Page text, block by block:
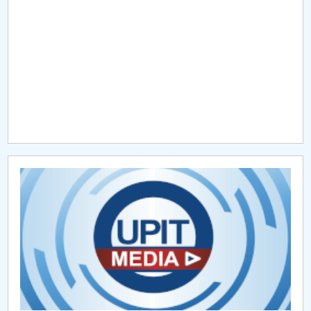
Chestionar angajabilitate ALUMNI – UPB
CAR2026
MENIU CANTINA
AI
EDUDATA